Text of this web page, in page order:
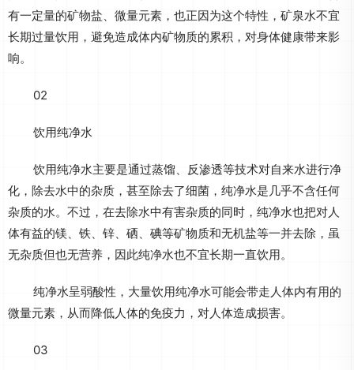
有一定量的矿物盐、微量元素，也正因为这个特性，矿泉水不宜
长期过量饮用，避免造成体内矿物质的累积，对身体健康带来影
响。
02
饮用纯净水
饮用纯净水主要是通过蒸馏、反渗透等技术对自来水进行净
化，除去水中的杂质，甚至除去了细菌，纯净水是几乎不含任何
杂质的水。不过，在去除水中有害杂质的同时，纯净水也把对人
体有益的镁、铁、锌、硒、碘等矿物质和无机盐等一并去除，虽
无杂质但也无营养，因此纯净水也不宜长期一直饮用。
纯净水呈弱酸性，大量饮用纯净水可能会带走人体内有用的
微量元素，从而降低人体的免疫力，对人体造成损害。
03